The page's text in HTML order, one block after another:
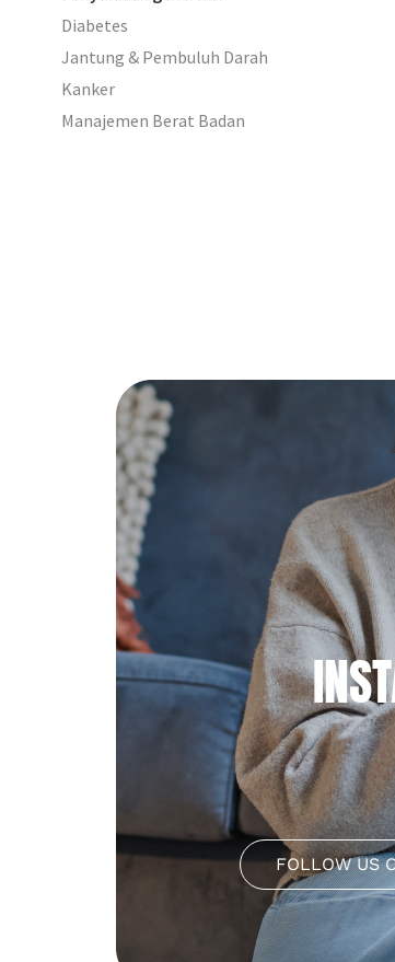
Diabetes
Jantung & Pembuluh Darah
Kanker
Manajemen Berat Badan
FOLLOW US